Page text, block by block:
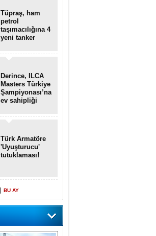
Tüpraş, ham
petrol
taşımacılığına 4
yeni tanker
Derince, ILCA
Masters Türkiye
Şampiyonası’na
ev sahipliği
Türk Armatöre
'Uyuşturucu'
tutuklaması!
BU AY